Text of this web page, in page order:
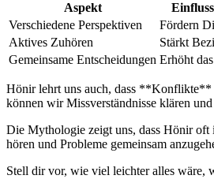
Aspekt
Verschiedene ​Perspektiven
Fördern
Aktives ​Zuhören
Stärkt
Gemeinsame Entscheidungen Erhöht
Hönir lehrt​ uns ‌auch, dass **Konflikte**
können wir Missverständnisse klären
Die Mythologie zeigt uns, dass⁣ Hönir oft
hören und⁣ Probleme ⁢gemeinsam
Stell⁢ dir vor, wie⁢ viel⁣ leichter alles wäre,